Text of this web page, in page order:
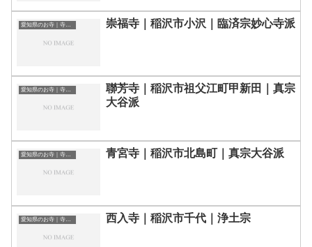
愛知県のお寺｜寺院一覧 崇福寺｜稲沢市小沢｜臨済宗妙心寺派
愛知県のお寺｜寺院一覧
聯芳寺｜稲沢市祖父江町甲新田｜真宗
大谷派
愛知県のお寺｜寺院一覧 青宮寺｜稲沢市北島町｜真宗大谷派
愛知県のお寺｜寺院一覧 西入寺｜稲沢市千代｜浄土宗